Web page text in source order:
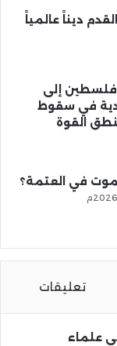
ديناً عالمياً
فلسطين إلى
في سقوط
القوة
في العتمة؟
تعليقات
علماء